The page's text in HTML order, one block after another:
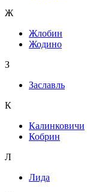
Ж
Жлобин
Жодино
З
Заславль
К
Калинковичи
Кобрин
Л
Лида